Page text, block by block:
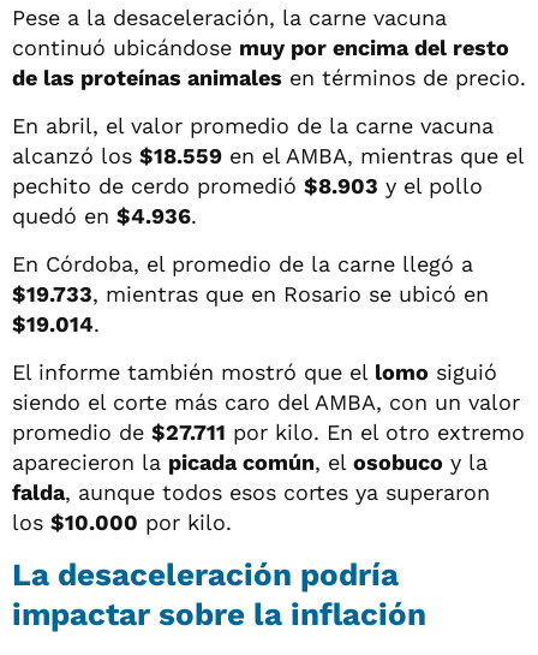
Pese a la desaceleración, la carne vacuna
continuó ubicándose muy por encima del resto
de las proteínas animales en términos de precio.
En abril, el valor promedio de la carne vacuna
alcanzó los $18.559 en el AMBA, mientras que el
pechito de cerdo promedió $8.903 y el pollo
quedó en $4.936.
En Córdoba, el promedio de la carne llegó a
$19.733, mientras que en Rosario se ubicó en
$19.014.
El informe también mostró que el lomo siguió
siendo el corte más caro del AMBA, con un valor
promedio de $27.711 por kilo. En el otro extremo
aparecieron la picada común, el osobuco y la
falda, aunque todos esos cortes ya superaron
los $10.000 por kilo.
La desaceleración podría
impactar sobre la inflación